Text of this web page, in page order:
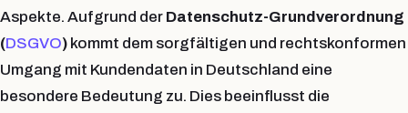
Aspekte. Aufgrund der Datenschutz-Grundverordnung
(DSGVO) kommt dem sorgfältigen und rechtskonformen
Umgang mit Kundendaten in Deutschland eine
besondere Bedeutung zu. Dies beeinflusst die